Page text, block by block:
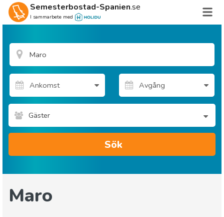
Semesterbostad-Spanien.se
I sammarbete med
Gäster
Sök
Maro